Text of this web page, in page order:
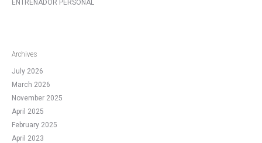
ENTRENADOR PERSONAL
Archives
July 2026
March 2026
November 2025
April 2025
February 2025
April 2023